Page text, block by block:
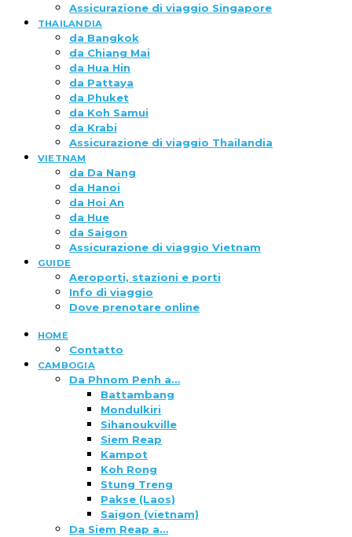
Assicurazione di viaggio Singapore
THAILANDIA
da Bangkok
da Chiang Mai
da Hua Hin
da Pattaya
da Phuket
da Koh Samui
da Krabi
Assicurazione di viaggio Thailandia
VIETNAM
da Da Nang
da Hanoi
da Hoi An
da Hue
da Saigon
Assicurazione di viaggio Vietnam
GUIDE
Aeroporti, stazioni e porti
Info di viaggio
Dove prenotare online
HOME
Contatto
CAMBOGIA
Da Phnom Penh a…
Battambang
Mondulkiri
Sihanoukville
Siem Reap
Kampot
Koh Rong
Stung Treng
Pakse (Laos)
Saigon (vietnam)
Da Siem Reap a…